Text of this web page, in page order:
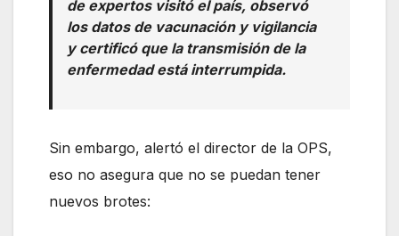
de expertos visitó el país, observó
los datos de vacunación y vigilancia
y certificó que la transmisión de la
enfermedad está interrumpida.
Sin embargo, alertó el director de la OPS,
eso no asegura que no se puedan tener
nuevos brotes: